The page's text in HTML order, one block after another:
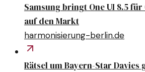
Samsung bringt One UI 8.5 für
auf den Markt
harmonisierung-berlin.de
Rätsel um Bayern-Star Davies